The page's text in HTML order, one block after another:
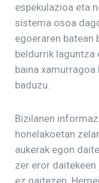
espekulazioa eta
sistema osoa
egoeraren batean
beldurrik laguntza
baina
baduzu.
Bizilanen
honelakoetan
aukerak egon
zer eror
ez gaitezen.